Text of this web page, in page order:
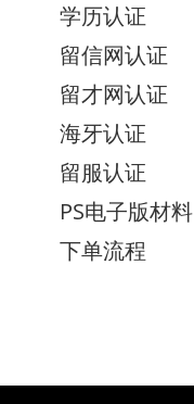
学历认证
留信网认证
留才网认证
海牙认证
留服认证
PS电子版材料
下单流程